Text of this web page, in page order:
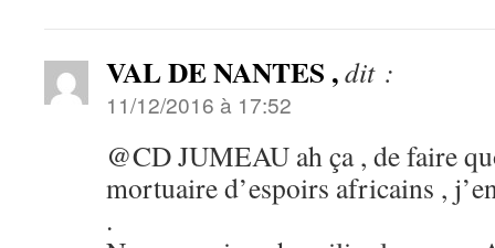
VAL DE NANTES ,dit :
11/12/2016 à 17:52
@CD JUMEAU ah ça , de faire
mortuaire d’espoirs africains ,
.